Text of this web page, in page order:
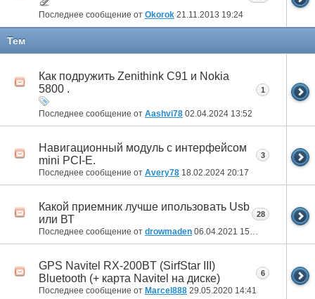
Последнее сообщение от Okorok 21.11.2013 19:24
Тем
Как подружить Zenithink С91 и Nokia
5800 .
Последнее сообщение от Aashvi78 02.04.2024 13:52
1
Навигационный модуль с интерфейсом
mini PCI-E.
Последнее сообщение от Avery78 18.02.2024 20:17
3
Какой приемник лучше ипользовать Usb
или ВТ
Последнее сообщение от drowmaden 06.04.2021 15:37
28
GPS Navitel RX-200BT (SirfStar III)
Bluetooth (+ карта Navitel на диске)
Последнее сообщение от Marcel888 29.05.2020 14:41
6